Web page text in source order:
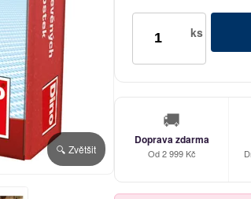
🔍 Zvětšit
ks
🚚
Doprava zdarma
Od 2 999 Kč